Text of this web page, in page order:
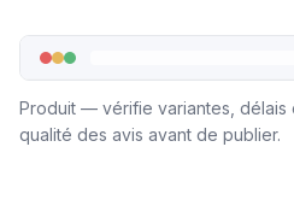
Produit — vérifie variantes, délais
qualité des avis avant de publier.